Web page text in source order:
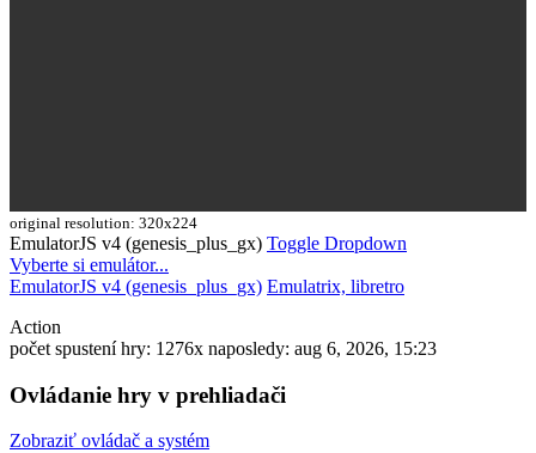
original resolution: 320x224
EmulatorJS v4 (genesis_plus_gx) Toggle Dropdown
Vyberte si emulátor...
EmulatorJS v4 (genesis_plus_gx) Emulatrix, libretro
Action
počet spustení hry: 1276x naposledy: aug 6, 2026, 15:23
Ovládanie hry v prehliadači
Zobraziť ovládač a systém